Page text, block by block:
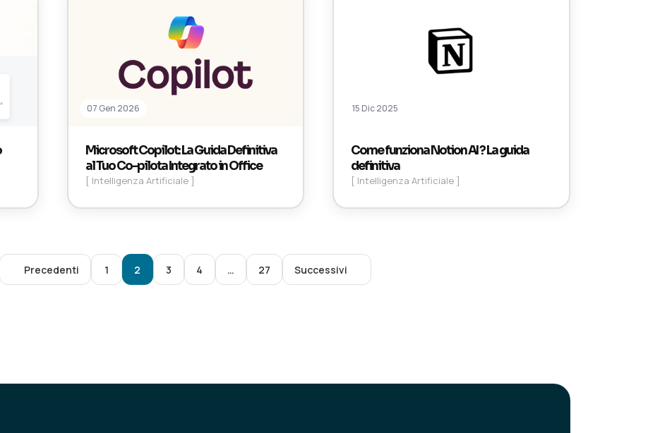
07 Gen 2026
Microsoft Copilot: La Guida Definitiva
al Tuo Co-pilota Integrato in Office
[ Intelligenza Artificiale ]
15 Dic 2025
Come funziona Notion AI ? La guida
definitiva
[ Intelligenza Artificiale ]
Precedenti 1 2 3 4 … 27 Successivi